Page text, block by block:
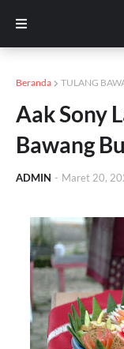
Beranda TULANG
Aak Sony
Bawang
ADMIN - Maret 20,